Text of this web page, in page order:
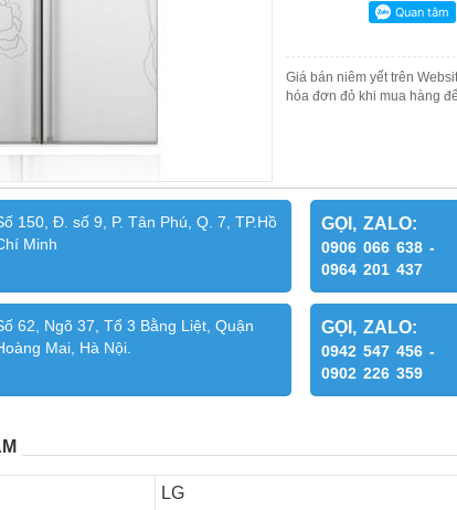
Giá bán niêm yết trên
hóa đơn đỏ khi mua hàng
150, Đ. số 9, P. Tân Phú, Q. 7, TP.Hồ
Minh
GỌI, ZALO:
0906 066 638 -
0964 201 437
62, Ngõ 37, Tổ 3 Bằng Liệt, Quận
Mai, Hà Nội.
GỌI, ZALO:
0942 547 456 -
0902 226 359
LG